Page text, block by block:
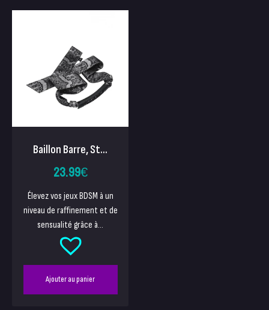
Baillon Barre, St...
23.99€
Élevez vos jeux BDSM à un
niveau de raffinement et de
sensualité grâce à...
Ajouter au panier